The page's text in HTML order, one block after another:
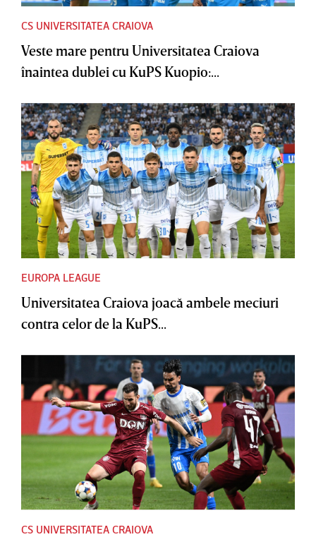
CS UNIVERSITATEA CRAIOVA
Veste mare pentru Universitatea Craiova
înaintea dublei cu KuPS Kuopio:...
EUROPA LEAGUE
Universitatea Craiova joacă ambele meciuri
contra celor de la KuPS...
CS UNIVERSITATEA CRAIOVA